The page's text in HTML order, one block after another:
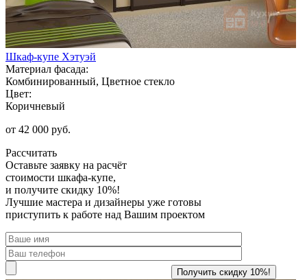
Шкаф-купе Хэтуэй
Материал фасада:
Комбинированный, Цветное стекло
Цвет:
Коричневый
от 42 000 руб.
Рассчитать
Оставьте заявку на расчёт
стоимости шкафа-купе,
и получите скидку 10%!
Лучшие мастера и дизайнеры уже готовы
приступить к работе над Вашим проектом